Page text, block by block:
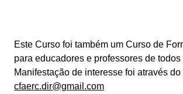
Este Curso foi também um Curso de
para educadores e professores de todos
Manifestação de interesse foi através do
cfaerc.dir@gmail.com